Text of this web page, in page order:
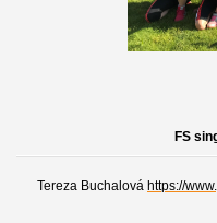
FS
Tereza Buchalová https://